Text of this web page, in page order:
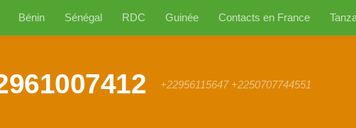
Bénin Sénégal RDC Guinée Contacts en France
+22956115647 +2250707744551